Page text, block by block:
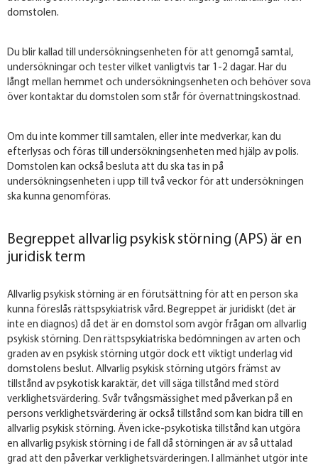
domstolen.
Du blir kallad till undersökningsenheten för att genomgå samtal,
undersökningar och tester vilket vanligtvis tar 1-2 dagar. Har du
långt mellan hemmet och undersökningsenheten och behöver sova
över kontaktar du domstolen som står för övernattningskostnad.
Om du inte kommer till samtalen, eller inte medverkar, kan du
efterlysas och föras till undersökningsenheten med hjälp av polis.
Domstolen kan också besluta att du ska tas in på
undersökningsenheten i upp till två veckor för att undersökningen
ska kunna genomföras.
Begreppet allvarlig psykisk störning (APS) är en
juridisk term
Allvarlig psykisk störning är en förutsättning för att en person ska
kunna föreslås rättspsykiatrisk vård. Begreppet är juridiskt (det är
inte en diagnos) då det är en domstol som avgör frågan om allvarlig
psykisk störning. Den rättspsykiatriska bedömningen av arten och
graden av en psykisk störning utgör dock ett viktigt underlag vid
domstolens beslut. Allvarlig psykisk störning utgörs främst av
tillstånd av psykotisk karaktär, det vill säga tillstånd med störd
verklighetsvärdering. Svår tvångsmässighet med påverkan på en
persons verklighetsvärdering är också tillstånd som kan bidra till en
allvarlig psykisk störning. Även icke-psykotiska tillstånd kan utgöra
en allvarlig psykisk störning i de fall då störningen är av så uttalad
grad att den påverkar verklighetsvärderingen. I allmänhet utgör inte